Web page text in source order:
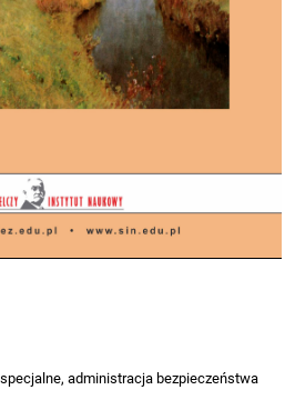
administracja bezpieczeństwa